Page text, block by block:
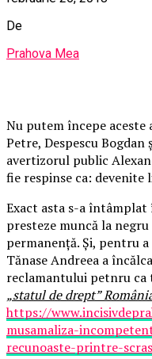
De
Prahova Mea
Nu putem începe
Petre, Despescu
avertizorul public
fie respinse ca: devenite
Exact asta s-a întâmplat
presteze muncă la
permanență. Și, pentru
Tănase Andreea a
reclamantului petnru ca
„statul de drept”
https://
musamaliza-
recunoaste-printre-